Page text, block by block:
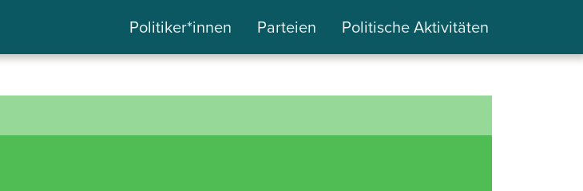
Politiker*innen Parteien Politische Aktivitäten